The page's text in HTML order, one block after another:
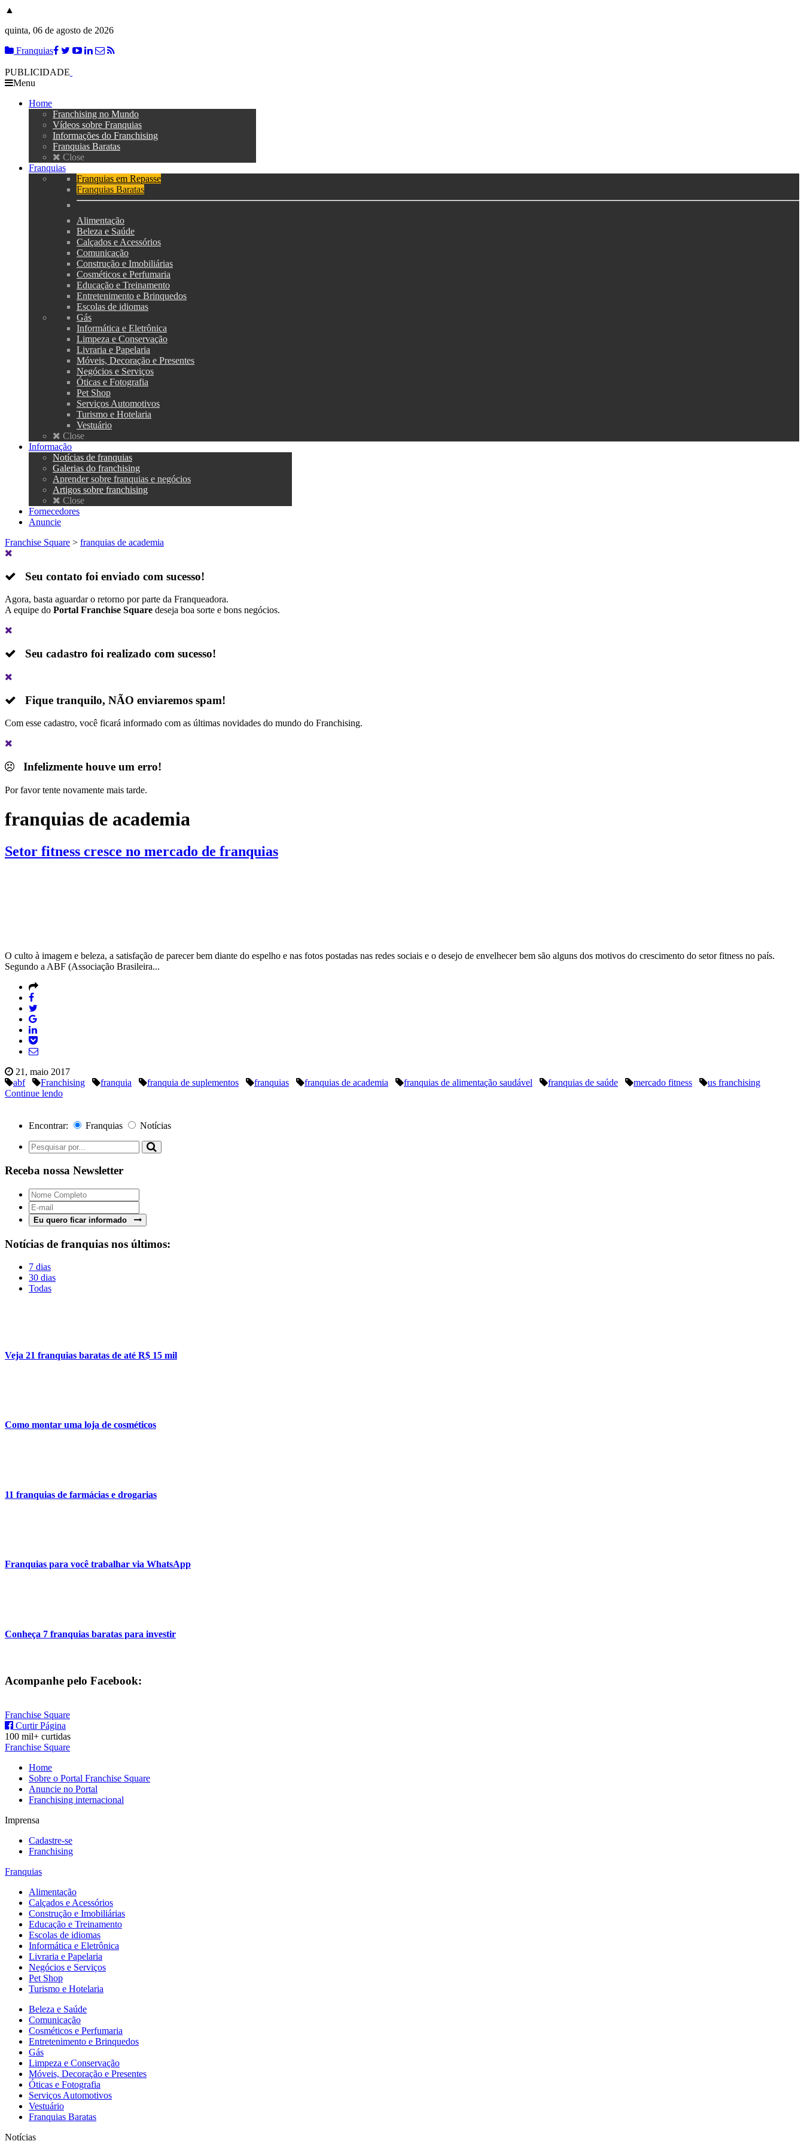
▲
quinta, 06 de agosto de 2026
Franquias
PUBLICIDADE
Menu
Home
Franchising no Mundo
Vídeos sobre Franquias
Informações do Franchising
Franquias Baratas
Close
Franquias
Franquias em Repasse
Franquias Baratas
Alimentação
Beleza e Saúde
Calçados e Acessórios
Comunicação
Construção e Imobiliárias
Cosméticos e Perfumaria
Educação e Treinamento
Entretenimento e Brinquedos
Escolas de idiomas
Gás
Informática e Eletrônica
Limpeza e Conservação
Livraria e Papelaria
Móveis, Decoração e Presentes
Negócios e Serviços
Óticas e Fotografia
Pet Shop
Serviços Automotivos
Turismo e Hotelaria
Vestuário
Close
Informação
Notícias de franquias
Galerias do franchising
Aprender sobre franquias e negócios
Artigos sobre franchising
Close
Fornecedores
Anuncie
Franchise Square > franquias de academia
Seu contato foi enviado com sucesso!
Agora, basta aguardar o retorno por parte da Franqueadora.
A equipe do Portal Franchise Square deseja boa sorte e bons negócios.
Seu cadastro foi realizado com sucesso!
Fique tranquilo, NÃO enviaremos spam!
Com esse cadastro, você ficará informado com as últimas novidades do mundo do Franchising.
Infelizmente houve um erro!
Por favor tente novamente mais tarde.
franquias de academia
Setor fitness cresce no mercado de franquias
O culto à imagem e beleza, a satisfação de parecer bem diante do espelho e nas fotos postadas nas redes sociais e o desejo de envelhecer bem são alguns dos motivos do crescimento do setor fitness no país.
Segundo a ABF (Associação Brasileira...
21, maio 2017
abf
Franchising franquia franquia de suplementos franquias franquias de academia franquias de alimentação saudável franquias de saúde mercado fitness
us franchising
Continue lendo
Encontrar: Franquias Notícias
Receba nossa Newsletter
Eu quero ficar informado
Notícias de franquias nos últimos:
7 dias
30 dias
Todas
Veja 21 franquias baratas de até R$ 15 mil
Como montar uma loja de cosméticos
11 franquias de farmácias e drogarias
Franquias para você trabalhar via WhatsApp
Conheça 7 franquias baratas para investir
Acompanhe pelo Facebook:
Franchise Square
Curtir Página
100 mil+ curtidas
Franchise Square
Home
Sobre o Portal Franchise Square
Anuncie no Portal
Franchising internacional
Imprensa
Cadastre-se
Franchising
Franquias
Alimentação
Calçados e Acessórios
Construção e Imobiliárias
Educação e Treinamento
Escolas de idiomas
Informática e Eletrônica
Livraria e Papelaria
Negócios e Serviços
Pet Shop
Turismo e Hotelaria
Beleza e Saúde
Comunicação
Cosméticos e Perfumaria
Entretenimento e Brinquedos
Gás
Limpeza e Conservação
Móveis, Decoração e Presentes
Óticas e Fotografia
Serviços Automotivos
Vestuário
Franquias Baratas
Notícias